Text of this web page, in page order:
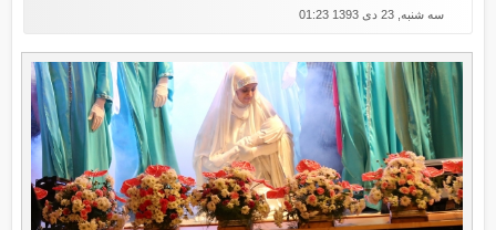
سه شنبه, 23 دی 1393 01:23